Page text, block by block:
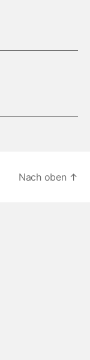
Nach oben ↑